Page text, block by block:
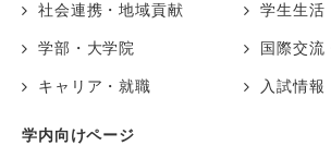
社会連携・地域貢献 学生生活
学部・大学院 国際交流
キャリア・就職 入試情報
学内向けページ